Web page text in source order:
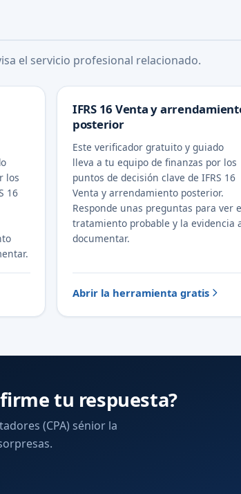
el servicio profesional relacionado.
los
16
IFRS 16 Venta y
posterior
Este verificador gratuito y guiado
lleva a tu equipo de finanzas por los
puntos de decisión clave de IFRS 16
Venta y arrendamiento posterior.
Responde unas preguntas para ver
tratamiento probable y la evidencia
documentar.
Abrir la herramienta gratis
tu respuesta?
(CPA) sénior la